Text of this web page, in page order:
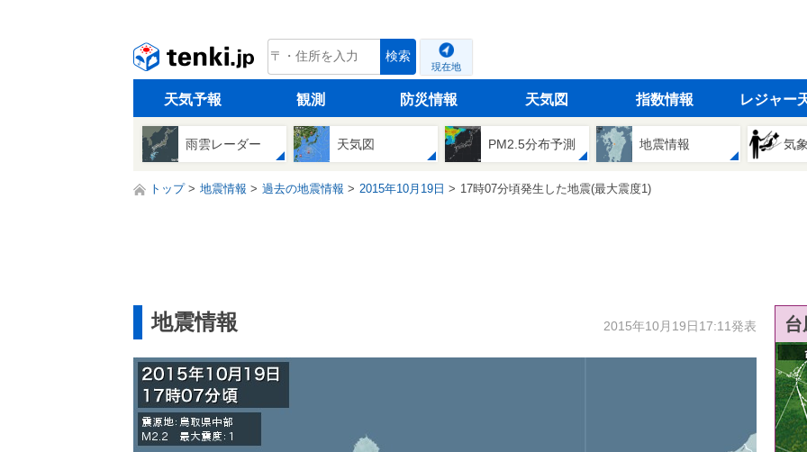
tenki.jp 検索
現在地
天気予報 観測 防災情報 天気図 指数情報 レジャー
雨雲レーダー 天気図 PM2.5分布予測 地震情報 気
トップ 地震情報 過去の地震情報 2015年10月19日 17時07分頃発生した地震(最大震度1)
地震情報 2015年10月19日17:11発表